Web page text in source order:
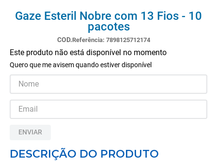
Gaze Esteril Nobre com 13 Fios - 10
pacotes
Referência: 7898125712174
Este produto não está disponível no momento
Quero que me avisem quando estiver disponível
ENVIAR
DESCRIÇÃO DO PRODUTO
cadeira rodas
3º
andadores
4º
imobilizador joelho
bota imobilizadora
6º
cadeira rodas agile
7º
meia antitrombo
andador
9º
tipoia